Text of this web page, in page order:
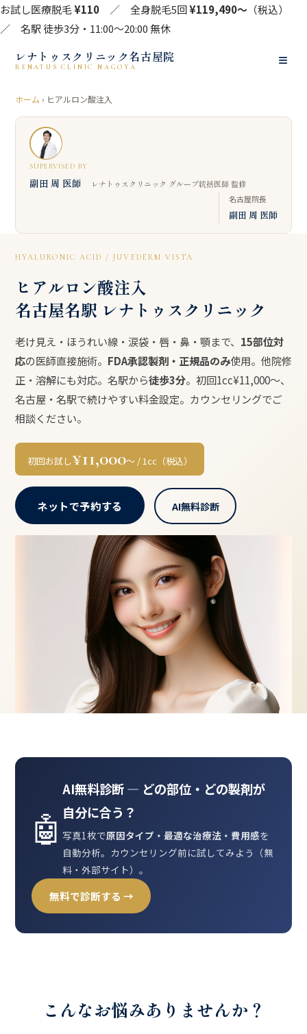
お試し医療脱毛¥110 ／ 全身脱毛5回¥119,490〜 （税込）
／ 名駅 徒歩3分・11:00〜20:00 無休
レナトゥスクリニック名古屋院
RENATUS CLINIC NAGOYA ≡
ホーム › ヒアルロン酸注入
SUPERVISED BY
副田 周 医師
レナトゥスクリニック グループ統括医師 監修
名古屋院長
副田 周 医師
HYALURONIC ACID / JUVEDERM VISTA
ヒアルロン酸注入
名古屋名駅 レナトゥスクリニック
老け見え・ほうれい線・涙袋・唇・鼻・顎まで、 15部位対
応の医師直接施術。 FDA承認製剤・正規品のみ使用。他院修
正・溶解にも対応。名駅から徒歩3分。初回1cc¥11,000〜、
名古屋・名駅で続けやすい料金設定。カウンセリングでご
相談ください。
初回お試し¥11,000〜 / 1cc（税込）
ネットで予約する AI無料診断
🤖
AI無料診断 ― どの部位・どの製剤が
自分に合う？
写真1枚で原因タイプ・最適な治療法・費用感を
自動分析。カウンセリング前に試してみよう（無
料・外部サイト）。
無料で診断する →
こんなお悩みありませんか？